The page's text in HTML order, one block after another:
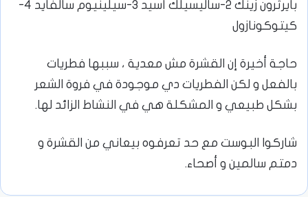
بايرثرون زينك 2-ساليسيلك أسيد 3-سيلينيوم سالفايد 4-
كيتوكونازول
حاجة أخيرة إن القشرة مش معدية ، سببها فطريات
بالفعل و لكن الفطريات دي موجودة في فروة الشعر
بشكل طبيعي و المشكلة هي في النشاط الزائد لها.
شاركوا البوست مع حد تعرفوه بيعاني من القشرة و
دمتم سالمين و أصحاء.